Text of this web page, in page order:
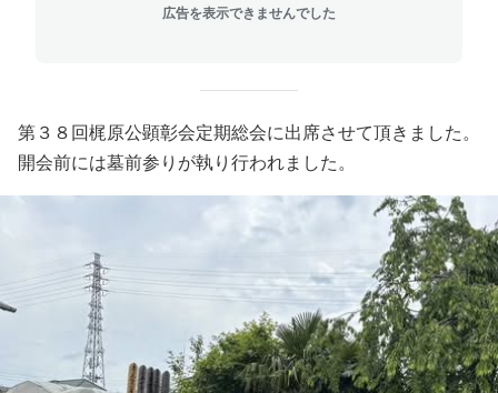
広告を表示できませんでした
第３８回梶原公顕彰会定期総会に出席させて頂きました。
開会前には墓前参りが執り行われました。